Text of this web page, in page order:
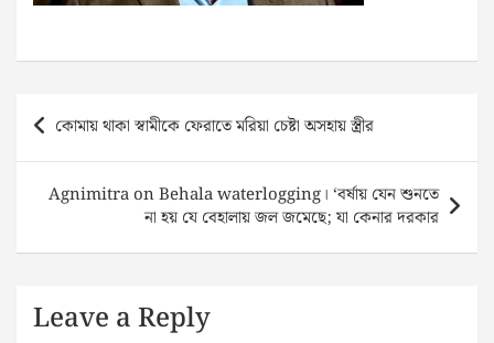
Post
navigation
কোমায় থাকা স্বামীকে ফেরাতে মরিয়া চেষ্টা অসহায় স্ত্রীর
Agnimitra on Behala waterlogging। ‘বর্ষায় যেন শুনতে
না হয় যে বেহালায় জল জমেছে; যা কেনার দরকার
Leave a Reply